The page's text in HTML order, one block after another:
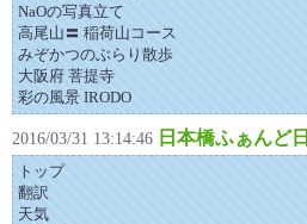
NaOの写真立て
高尾山〓 稲荷山コース
みぞかつのぶらり散歩
大阪府 菩提寺
彩の風景 IRODO
2016/03/31 13:14:46 日本橋ふぁんど
トップ
翻訳
天気